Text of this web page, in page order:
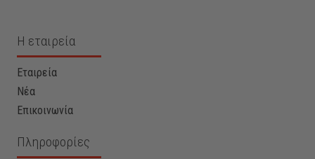
Η εταιρεία
Εταιρεία
Νέα
Επικοινωνία
Πληροφορίες